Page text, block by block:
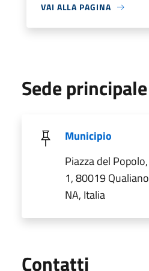
VAI ALLA PAGINA
Sede principale
Municipio
Piazza del Popolo,
1, 80019 Qualiano
NA, Italia
Contatti